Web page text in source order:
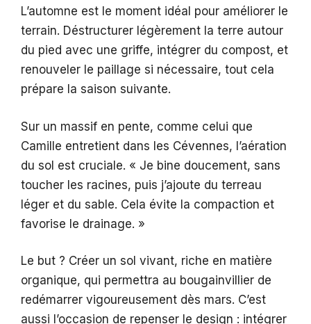
L’automne est le moment idéal pour améliorer le
terrain. Déstructurer légèrement la terre autour
du pied avec une griffe, intégrer du compost, et
renouveler le paillage si nécessaire, tout cela
prépare la saison suivante.
Sur un massif en pente, comme celui que
Camille entretient dans les Cévennes, l’aération
du sol est cruciale. « Je bine doucement, sans
toucher les racines, puis j’ajoute du terreau
léger et du sable. Cela évite la compaction et
favorise le drainage. »
Le but ? Créer un sol vivant, riche en matière
organique, qui permettra au bougainvillier de
redémarrer vigoureusement dès mars. C’est
aussi l’occasion de repenser le design : intégrer